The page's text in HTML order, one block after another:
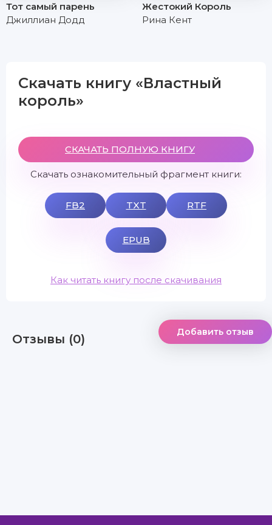
Тот самый парень
Джиллиан Додд
Жестокий Король
Рина Кент
Скачать книгу «Властный
король»
СКАЧАТЬ ПОЛНУЮ КНИГУ
Скачать ознакомительный фрагмент книги:
FB2 TXT RTF
EPUB
Как читать книгу после скачивания
Отзывы (0) Добавить отзыв